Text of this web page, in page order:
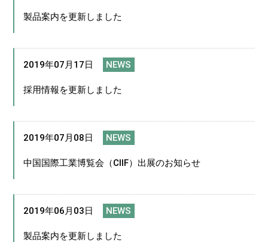
製品案内を更新しました
2019年07月17日 NEWS
採用情報を更新しました
2019年07月08日 NEWS
中国国際工業博覧会（CIIF）出展のお知らせ
2019年06月03日 NEWS
製品案内を更新しました